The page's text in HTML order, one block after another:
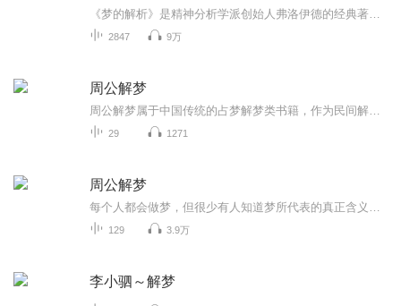
2847 9万
周公解梦
29 1271
周公解梦
129 3.9万
李小驷～解梦